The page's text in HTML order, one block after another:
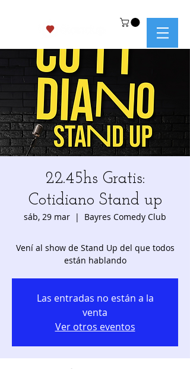
22.45hs Gratis:
Cotidiano Stand up
sáb, 29 mar
  |
Bayres Comedy Club
Vení al show de Stand Up del que todos
están hablando
Las entradas no están a la
venta
Ver otros eventos